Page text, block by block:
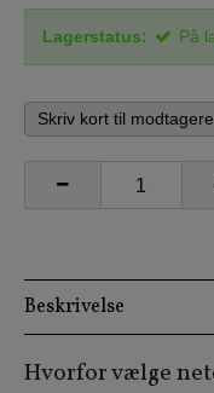
Lagerstatus: På
Skriv kort til
Beskrivelse
Hvorfor vælge